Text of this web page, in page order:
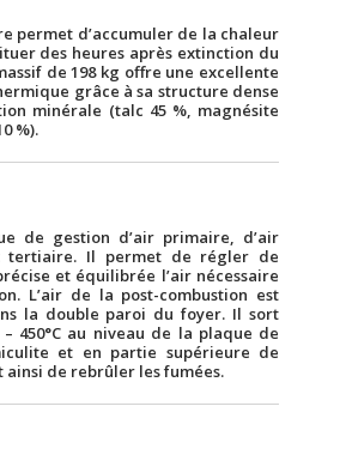
permet d’accumuler de la chaleur
des heures après extinction du
de 198 kg offre une excellente
grâce à sa structure dense
minérale (talc 45 %, magnésite
%).
de gestion d’air primaire, d’air
tertiaire. Il permet de régler de
et équilibrée l’air nécessaire
L’air de la post-combustion est
la double paroi du foyer. Il sort
450°C au niveau de la plaque de
et en partie supérieure de
de rebrûler les fumées.